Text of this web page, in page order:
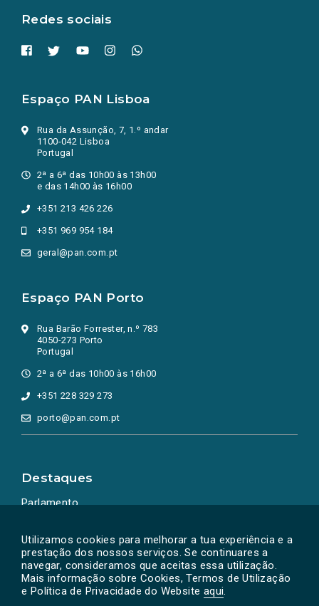
Utilizamos cookies para melhorar a tua experiência e a
prestação dos nossos serviços. Se continuares a
navegar, consideramos que aceitas essa utilização.
Mais informação sobre Cookies, Termos de Utilização
e Política de Privacidade do Website aqui.
Redes sociais
Espaço PAN Lisboa
Rua da Assunção, 7, 1.º andar
1100-042 Lisboa
Portugal
2ª a 6ª das 10h00 às 13h00
e das 14h00 às 16h00
+351 213 426 226
+351 969 954 184
geral@pan.com.pt
Espaço PAN Porto
Rua Barão Forrester, n.º 783
4050-273 Porto
Portugal
2ª a 6ª das 10h00 às 16h00
+351 228 329 273
porto@pan.com.pt
Destaques
Parlamento